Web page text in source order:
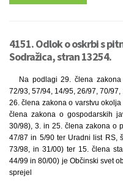
4151. Odlok o oskrbi s
Sodražica, stran 13254.
Na podlagi 29. člena
72/93, 57/94, 14/95, 26/97, 70/
26. člena zakona o varstvu
člena zakona o gospodarskih
30/98), 3. in 25. člena zakona o
47/87 in 5/90 ter Uradni list RS,
73/98, in 31/00) ter 15. člena
44/99 in 80/00) je Občinski svet
sprejel